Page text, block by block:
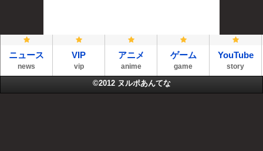
ニュース
news
VIP
vip
アニメ
anime
ゲーム
game
YouTube
story
©2012 ヌルポあんてな